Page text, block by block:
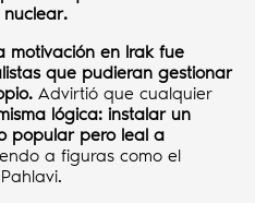
motivación en Irak fue
que pudieran gestionar
Advirtió que cualquier
lógica: instalar un
popular pero leal a
a figuras como el